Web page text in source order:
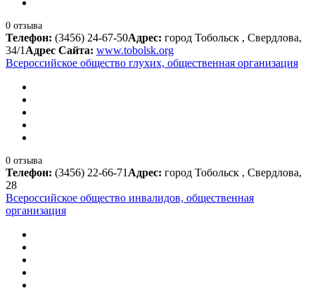
0 отзыва
Телефон: (3456) 24-67-50Адрес: город Тобольск , Свердлова,
34/1 Адрес Сайта: www.tobolsk.org
Всероссийское общество глухих, общественная организация
0 отзыва
Телефон: (3456) 22-66-71 Адрес: город Тобольск , Свердлова,
28
Всероссийское общество инвалидов, общественная
организация